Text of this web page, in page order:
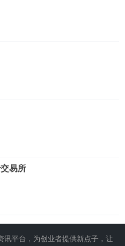
易所
讯平台，为创业者提供新点子，让